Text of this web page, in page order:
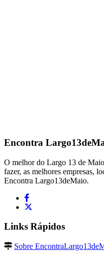
Encontra
O melhor do Largo 13 de
fazer, as melhores empresas,
Encontra Largo13deMaio.
Links Rápidos
Sobre